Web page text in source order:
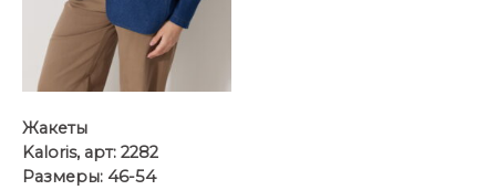
Жакеты
Kaloris, арт: 2282
Размеры: 46-54